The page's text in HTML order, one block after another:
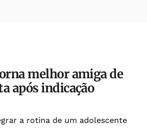
melhor amiga de
após indicação
a rotina de um adolescente